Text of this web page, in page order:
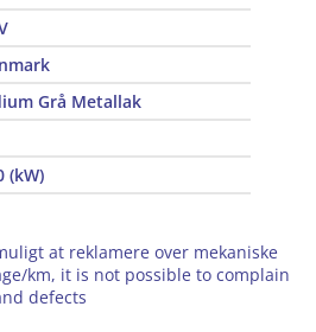
Grå Metallak
(kW)
at reklamere over mekaniske
km, it is not possible to complain
defects